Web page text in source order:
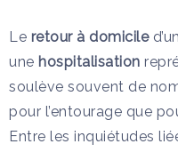
Le retour à domicile
une hospitalisation
soulève souvent de
pour l’entourage que
Entre les inquiétudes